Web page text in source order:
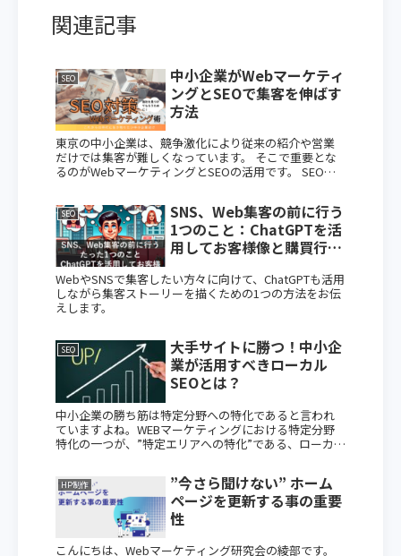
関連記事
SEO
中小企業がWebマーケティ
ングとSEOで集客を伸ばす
方法
東京の中小企業は、競争激化により従来の紹介や営業
だけでは集客が難しくなっています。 そこで重要とな
るのがWebマーケティングとSEOの活用です。 SEOを
能です。 この記事では、中小企業でもすぐに実践でき
る5つのSEO対策を紹介し、今すぐ始めるべき理由を解
説しています。
SEO
SNS、Web集客の前に行う
1つのこと：ChatGPTを活
用してお客様像と購買行動
WebやSNSで集客したい方々に向けて、ChatGPTも活用
しながら集客ストーリーを描くための1つの方法をお伝
えします。
SEO
大手サイトに勝つ！中小企
業が活用すべきローカル
SEOとは？
中小企業の勝ち筋は特定分野への特化であると言われ
ていますよね。WEBマーケティングにおける特定分野
特化の一つが、”特定エリアへの特化”である、ローカル
HP制作
”今さら聞けない” ホーム
ページを更新する事の重要
性
こんにちは、Webマーケティング研究会の綾部です。